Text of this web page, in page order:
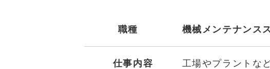
職種 機械メンテナンス
仕事内容
工場やプラントな